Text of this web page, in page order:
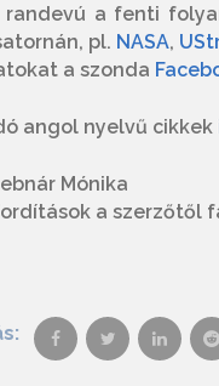
randevú a fenti
pl. NASA,
a szonda
angol nyelvű cikkek
Mónika
a szerzőtől